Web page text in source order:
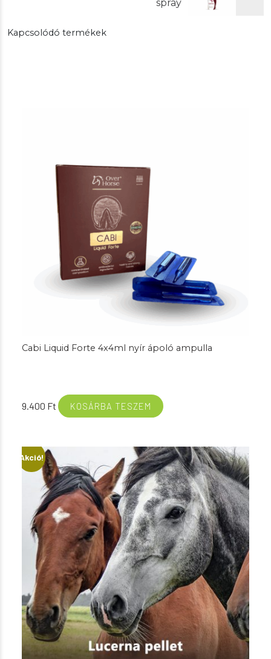
spray
Kapcsolódó termékek
Cabi Liquid Forte 4x4ml nyír ápoló ampulla
9.400 Ft KOSÁRBA TESZEM
Akció!